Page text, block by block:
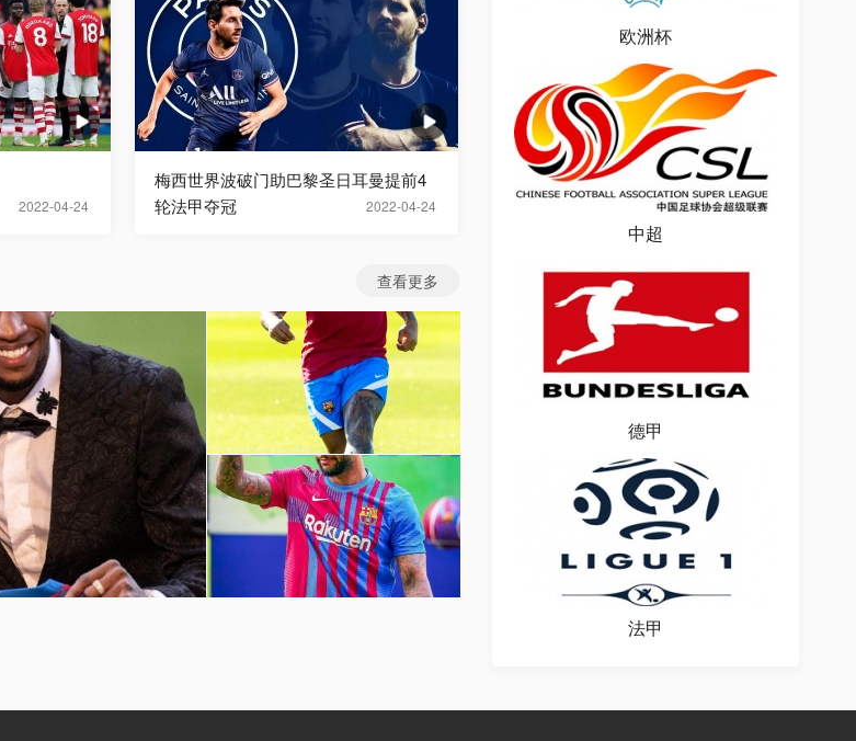
2022-04-24 2022-04-24
梅西世界波破门助巴黎圣日耳曼提前4
轮法甲夺冠
查看更多
巴萨球员赛季前训练图片
欧洲杯
中超
德甲
法甲